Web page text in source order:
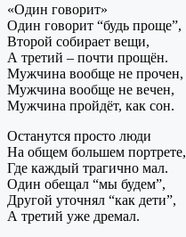
«Один говорит»
Один говорит “будь проще”,
Второй собирает вещи,
А третий – почти прощён.
Мужчина вообще не прочен,
Мужчина вообще не вечен,
Мужчина пройдёт, как сон.
Останутся просто люди
На общем большем портрете,
Где каждый трагично мал.
Один обещал “мы будем”,
Другой уточнял “как дети”,
А третий уже дремал.